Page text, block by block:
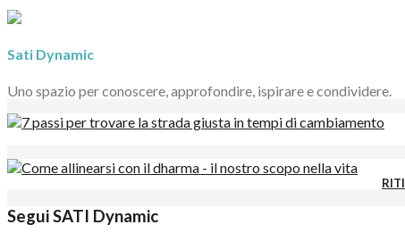
Sati Dynamic
Uno spazio per conoscere, approfondire, ispirare e condividere.
Segui SATI Dynamic